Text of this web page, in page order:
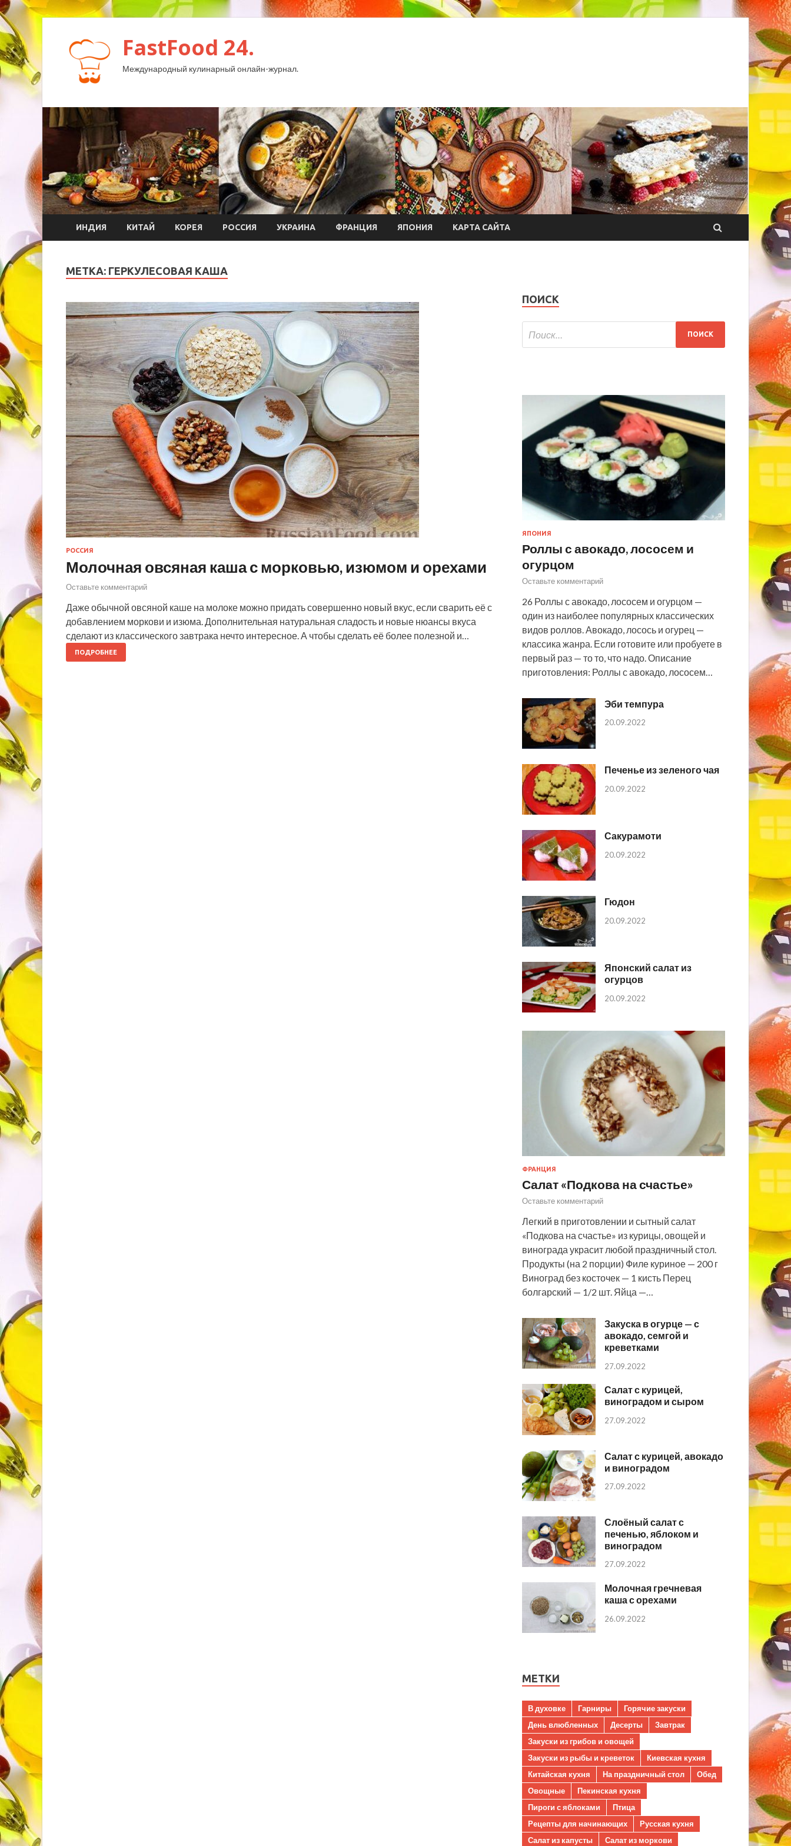
FastFood 24.
Международный кулинарный онлайн-журнал.
ИНДИЯ КИТАЙ КОРЕЯ РОССИЯ УКРАИНА ФРАНЦИЯ ЯПОНИЯ КАРТА САЙТА
МЕТКА: ГЕРКУЛЕСОВАЯ КАША
РОССИЯ
Молочная овсяная каша с морковью, изюмом и орехами
Оставьте комментарий
Даже обычной овсяной каше на молоке можно придать совершенно новый вкус, если сварить её с
добавлением моркови и изюма. Дополнительная натуральная сладость и новые нюансы вкуса
сделают из классического завтрака нечто интересное. А чтобы сделать её более полезной и…
ПОДРОБНЕЕ
ПОИСК
ЯПОНИЯ
Роллы с авокадо, лососем и
огурцом
Оставьте комментарий
26 Роллы с авокадо, лососем и огурцом —
один из наиболее популярных классических
видов роллов. Авокадо, лосось и огурец —
классика жанра. Если готовите или пробуете в
первый раз — то то, что надо. Описание
приготовления: Роллы с авокадо, лососем…
Эби темпура
20.09.2022
Печенье из зеленого чая
20.09.2022
Сакурамоти
20.09.2022
Гюдон
20.09.2022
Японский салат из
огурцов
20.09.2022
ФРАНЦИЯ
Салат «Подкова на счастье»
Оставьте комментарий
Легкий в приготовлении и сытный салат
«Подкова на счастье» из курицы, овощей и
винограда украсит любой праздничный стол.
Продукты (на 2 порции) Филе куриное — 200 г
Виноград без косточек — 1 кисть Перец
болгарский — 1/2 шт. Яйца —…
Закуска в огурце — с
авокадо, семгой и
креветками
27.09.2022
Салат с курицей,
виноградом и сыром
27.09.2022
Салат с курицей, авокадо
и виноградом
27.09.2022
Слоёный салат с
печенью, яблоком и
виноградом
27.09.2022
Молочная гречневая
каша с орехами
26.09.2022
МЕТКИ
В духовке Гарниры
Горячие закуски
День влюбленных
Десерты
Завтрак
Закуски из грибов и овощей
Закуски из рыбы и креветок
Киевская кухня
Китайская кухня
На праздничный стол
Обед
Овощные
Пекинская кухня
Пироги с яблоками
Птица
Рецепты для начинающих
Русская кухня
Салат из капусты
Салат из моркови